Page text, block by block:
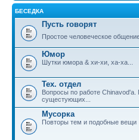
БЕСЕДКА
Пусть говорят
Простое человеческое
Юмор
Шутки юмора & хи-хи, ха-ха...
Тех. отдел
Вопросы по работе
сущестующих...
Мусорка
Повторы тем и подобные вещи